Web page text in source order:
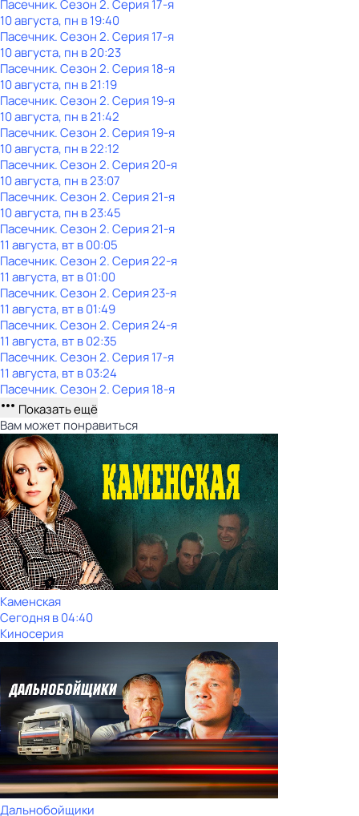
Пасечник. Сезон 2. Серия 17-я
10 августа, пн в 19:40
Пасечник. Сезон 2. Серия 17-я
10 августа, пн в 20:23
Пасечник. Сезон 2. Серия 18-я
10 августа, пн в 21:19
Пасечник. Сезон 2. Серия 19-я
10 августа, пн в 21:42
Пасечник. Сезон 2. Серия 19-я
10 августа, пн в 22:12
Пасечник. Сезон 2. Серия 20-я
10 августа, пн в 23:07
Пасечник. Сезон 2. Серия 21-я
10 августа, пн в 23:45
Пасечник. Сезон 2. Серия 21-я
11 августа, вт в 00:05
Пасечник. Сезон 2. Серия 22-я
11 августа, вт в 01:00
Пасечник. Сезон 2. Серия 23-я
11 августа, вт в 01:49
Пасечник. Сезон 2. Серия 24-я
11 августа, вт в 02:35
Пасечник. Сезон 2. Серия 17-я
11 августа, вт в 03:24
Пасечник. Сезон 2. Серия 18-я
Показать ещё
Вам может понравиться
Каменская
Сегодня в 04:40
Киносерия
Дальнобойщики